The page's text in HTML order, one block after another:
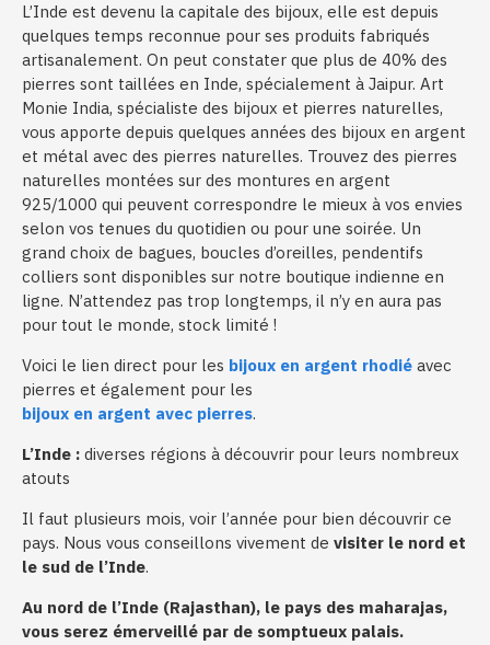
L’Inde est devenu la capitale des bijoux, elle est depuis
quelques temps reconnue pour ses produits fabriqués
artisanalement. On peut constater que plus de 40% des
pierres sont taillées en Inde, spécialement à Jaipur. Art
Monie India, spécialiste des bijoux et pierres naturelles,
vous apporte depuis quelques années des bijoux en argent
et métal avec des pierres naturelles. Trouvez des pierres
naturelles montées sur des montures en argent
925/1000 qui peuvent correspondre le mieux à vos envies
selon vos tenues du quotidien ou pour une soirée. Un
grand choix de bagues, boucles d’oreilles, pendentifs
colliers sont disponibles sur notre boutique indienne en
ligne. N’attendez pas trop longtemps, il n’y en aura pas
pour tout le monde, stock limité !
Voici le lien direct pour les bijoux en argent rhodié avec
pierres et également pour les
bijoux en argent avec pierres.
L’Inde : diverses régions à découvrir pour leurs nombreux
atouts
Il faut plusieurs mois, voir l’année pour bien découvrir ce
pays. Nous vous conseillons vivement de visiter le nord et
le sud de l’Inde.
Au nord de l’Inde (Rajasthan), le pays des maharajas,
vous serez émerveillé par de somptueux palais.